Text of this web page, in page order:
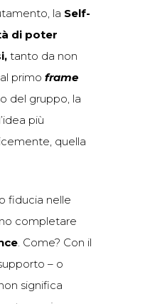
la Self-
di poter
tanto da non
primo frame
del gruppo, la
più
quella
fiducia nelle
completare
. Come? Con il
– o
significa